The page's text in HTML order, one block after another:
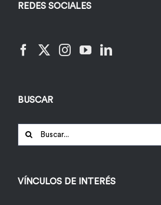
REDES SOCIALES
BUSCAR
Buscar:
VÍNCULOS DE INTERÉS